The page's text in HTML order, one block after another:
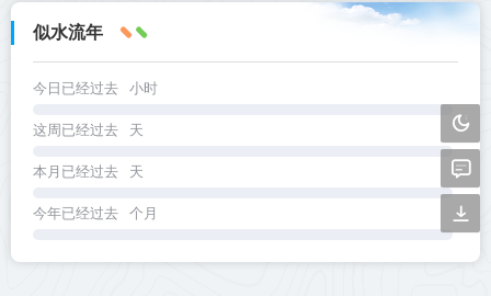
似水流年
今日已经过去 小时
这周已经过去 天
本月已经过去 天
今年已经过去 个月